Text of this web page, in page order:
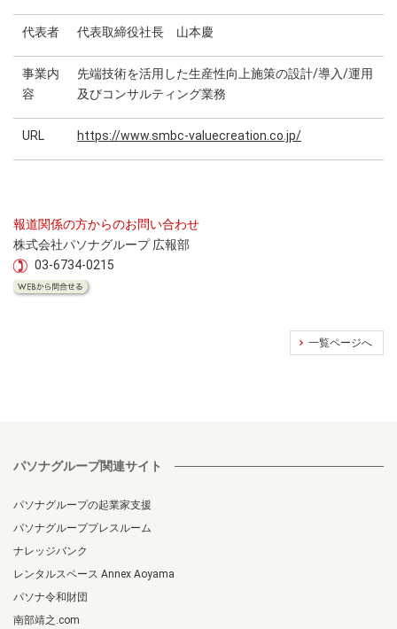
代表者 代表取締役社長 山本慶
事業内
容
先端技術を活用した生産性向上施策の設計/導入/運用
及びコンサルティング業務
URL https://www.smbc-valuecreation.co.jp/
報道関係の方からのお問い合わせ
株式会社パソナグループ 広報部
03-6734-0215
一覧ページへ
パソナグループ関連サイト
パソナグループの起業家支援
パソナグループプレスルーム
ナレッジバンク
レンタルスペース Annex Aoyama
パソナ令和財団
南部靖之.com